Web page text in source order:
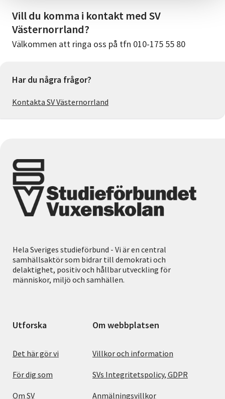
Vill du komma i kontakt med SV
Västernorrland?
Välkommen att ringa oss på tfn 010-175 55 80
Har du några frågor?
Kontakta SV Västernorrland
Hela Sveriges studieförbund - Vi är en central
samhällsaktör som bidrar till demokrati och
delaktighet, positiv och hållbar utveckling för
människor, miljö och samhällen.
Utforska
Det här gör vi
För dig som
Om SV
Om webbplatsen
Villkor och information
SVs Integritetspolicy, GDPR
Anmälningsvillkor